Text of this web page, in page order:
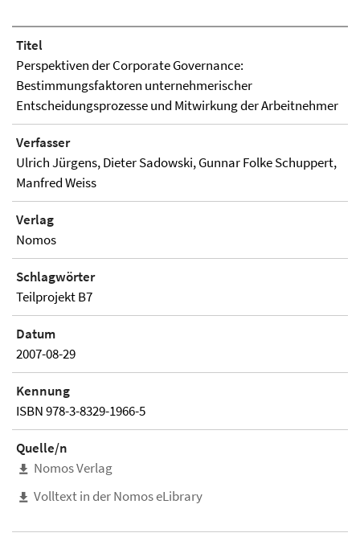
Titel
Perspektiven der Corporate Governance:
Bestimmungsfaktoren unternehmerischer
Entscheidungsprozesse und Mitwirkung der Arbeitnehmer
Verfasser
Ulrich Jürgens, Dieter Sadowski, Gunnar Folke Schuppert,
Manfred Weiss
Verlag
Nomos
Schlagwörter
Teilprojekt B7
Datum
2007-08-29
Kennung
ISBN 978-3-8329-1966-5
Quelle/n
Nomos Verlag
Volltext in der Nomos eLibrary